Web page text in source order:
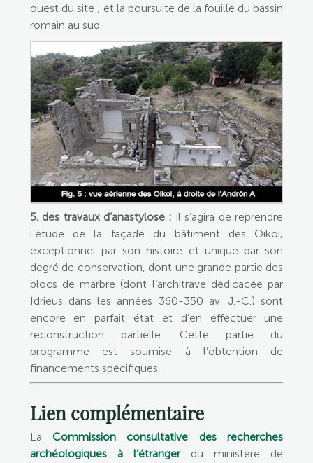
ouest du site ; et la poursuite de la fouille du bassin
romain au sud.
5. des travaux d’anastylose : il s’agira de reprendre
l’étude de la façade du bâtiment des Oikoi,
exceptionnel par son histoire et unique par son
degré de conservation, dont une grande partie des
blocs de marbre (dont l’architrave dédicacée par
Idrieus dans les années 360-350 av. J.-C.) sont
encore en parfait état et d’en effectuer une
reconstruction partielle. Cette partie du
programme est soumise à l’obtention de
financements spécifiques.
Lien complémentaire
LaCommission consultative des recherches
archéologiques à l’étrangerdu ministère de